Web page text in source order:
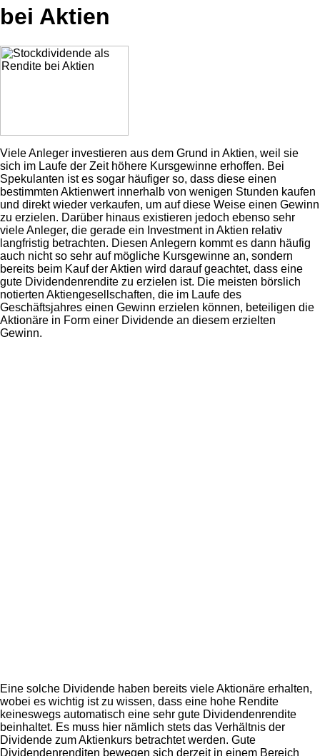
bei Aktien
Viele Anleger investieren aus dem Grund in Aktien, weil sie
sich im Laufe der Zeit höhere Kursgewinne erhoffen. Bei
Spekulanten ist es sogar häufiger so, dass diese einen
bestimmten Aktienwert innerhalb von wenigen Stunden kaufen
und direkt wieder verkaufen, um auf diese Weise einen Gewinn
zu erzielen. Darüber hinaus existieren jedoch ebenso sehr
viele Anleger, die gerade ein Investment in Aktien relativ
langfristig betrachten. Diesen Anlegern kommt es dann häufig
auch nicht so sehr auf mögliche Kursgewinne an, sondern
bereits beim Kauf der Aktien wird darauf geachtet, dass eine
gute Dividendenrendite zu erzielen ist. Die meisten börslich
notierten Aktiengesellschaften, die im Laufe des
Geschäftsjahres einen Gewinn erzielen können, beteiligen die
Aktionäre in Form einer Dividende an diesem erzielten
Gewinn.
Eine solche Dividende haben bereits viele Aktionäre erhalten,
wobei es wichtig ist zu wissen, dass eine hohe Rendite
keineswegs automatisch eine sehr gute Dividendenrendite
beinhaltet. Es muss hier nämlich stets das Verhältnis der
Dividende zum Aktienkurs betrachtet werden. Gute
Dividendenrenditen bewegen sich derzeit in einem Bereich